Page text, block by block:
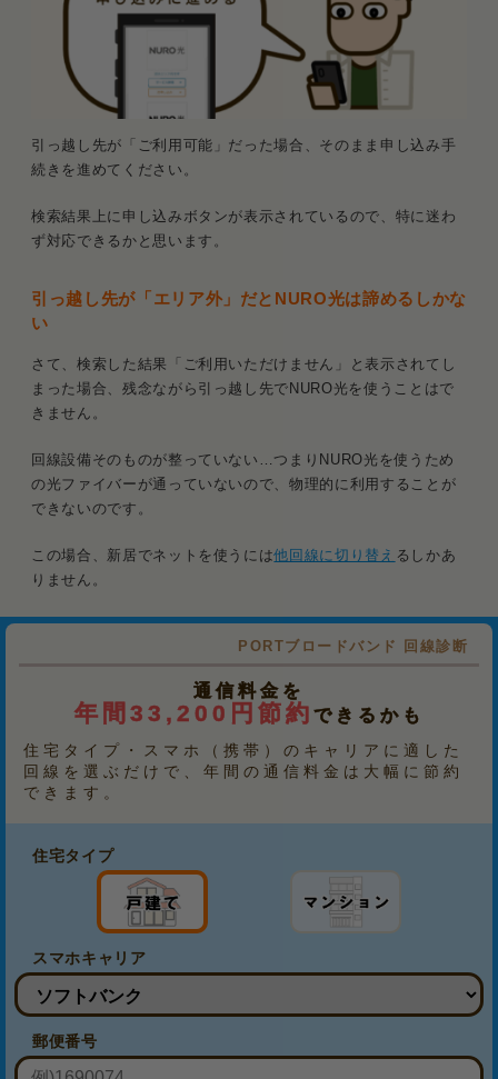
引っ越し先が「ご利用可能」だった場合、そのまま申し込み手
続きを進めてください。
検索結果上に申し込みボタンが表示されているので、特に迷わ
ず対応できるかと思います。
引っ越し先が「エリア外」だとNURO光は諦めるしかな
い
さて、検索した結果「ご利用いただけません」と表示されてし
まった場合、残念ながら引っ越し先でNURO光を使うことはで
きません。
回線設備そのものが整っていない…つまりNURO光を使うため
の光ファイバーが通っていないので、物理的に利用することが
できないのです。
この場合、新居でネットを使うには他回線に切り替え るしかあ
りません。
PORTブロードバンド 回線診断
通信料金を
年間33,200円節約 できるかも
住宅タイプ・スマホ（携帯）のキャリアに適した
回線を選ぶだけで、年間の通信料金は大幅に節約
できます。
住宅タイプ
スマホキャリア
郵便番号